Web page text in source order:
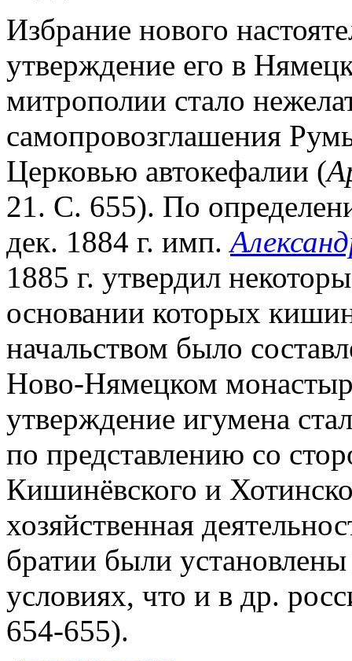
Избрание нового
утверждение его в
митрополии стало
самопровозглашения
Церковью автокефалии (
21. С. 655). По
дек. 1884 г. имп.
1885 г. утвердил
основании которых
начальством было
Ново-Нямецком
утверждение игумена
по представлению со
Кишинёвского и
хозяйственная
братии были
условиях, что и в др.
654-655).